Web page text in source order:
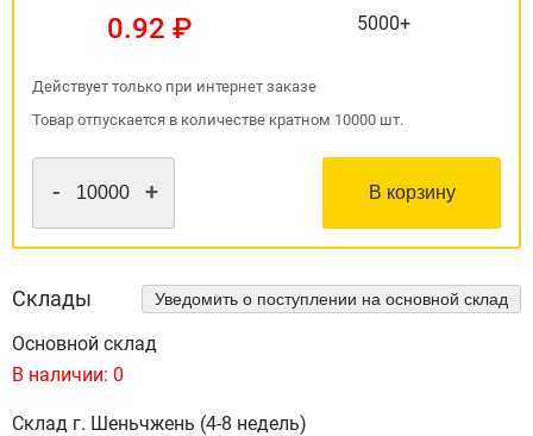
0.92 ₽ 5000+
- + В корзину
Действует только при интернет заказе
Товар отпускается в количестве кратном 10000 шт.
Склады Уведомить о поступлении на основной склад
Основной склад
В наличии: 0
Склад г. Шеньчжень (4-8 недель)